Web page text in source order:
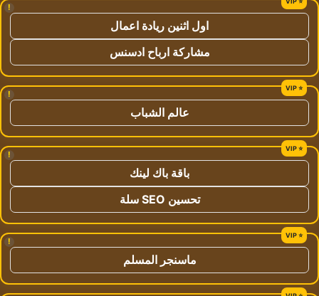
!
اول اثنين ريادة اعمال
مشاركة ارباح ادسنس
!
عالم الشباب
!
باقة باك لينك
تحسين SEO سلة
!
ماسنجر المسلم